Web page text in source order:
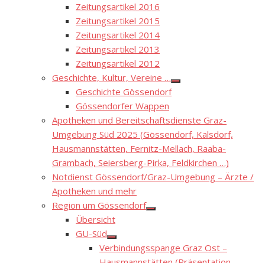
Zeitungsartikel 2016
Zeitungsartikel 2015
Zeitungsartikel 2014
Zeitungsartikel 2013
Zeitungsartikel 2012
Geschichte, Kultur, Vereine …
Show
Geschichte Gössendorf
Gössendorfer Wappen
Apotheken und Bereitschaftsdienste Graz-
Umgebung Süd 2025 (Gössendorf, Kalsdorf,
Hausmannstätten, Fernitz-Mellach, Raaba-
Grambach, Seiersberg-Pirka, Feldkirchen …)
Notdienst Gössendorf/Graz-Umgebung – Ärzte /
Apotheken und mehr
Region um Gössendorf
Show
Übersicht
GU-Süd
Show
sub
menu
Verbindungsspange Graz Ost –